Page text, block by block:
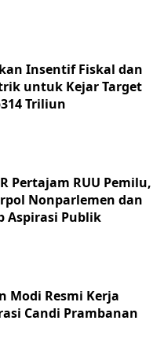
Insentif Fiskal dan
untuk Kejar Target
Triliun
Pertajam RUU Pemilu,
Nonparlemen dan
Aspirasi Publik
Modi Resmi Kerja
Candi Prambanan